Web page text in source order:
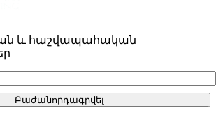
և հաշվապահական
Բաժանորդագրվել